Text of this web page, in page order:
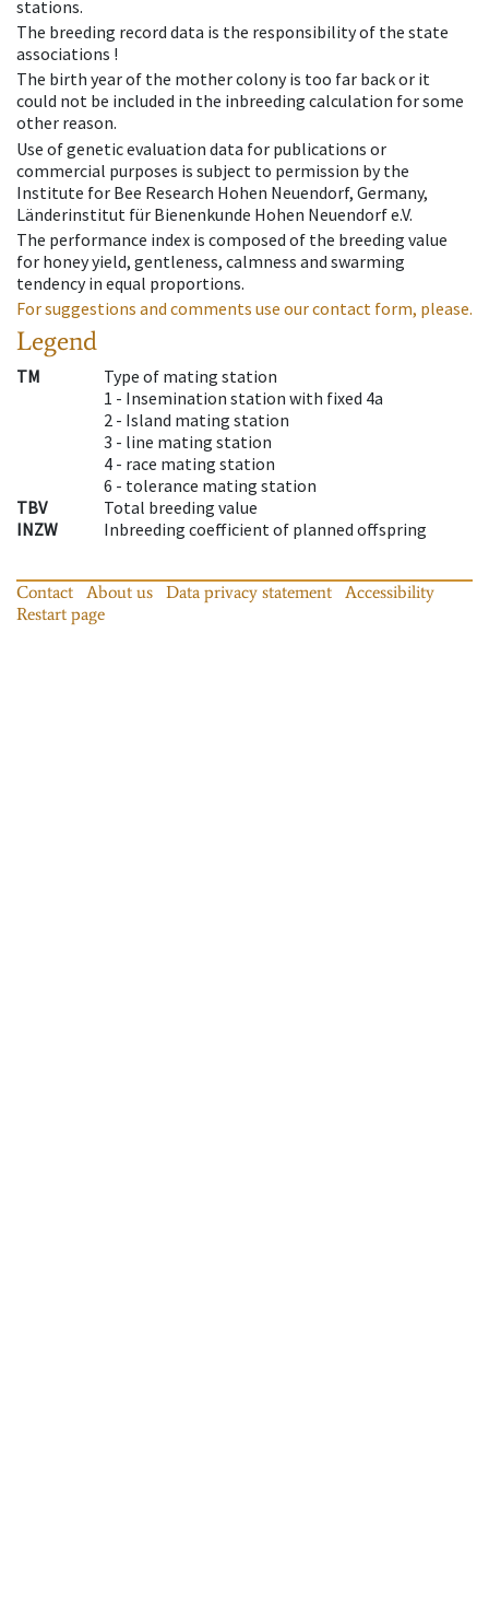
stations.
The breeding record data is the responsibility of the state
associations !
The birth year of the mother colony is too far back or it
could not be included in the inbreeding calculation for some
other reason.
Use of genetic evaluation data for publications or
commercial purposes is subject to permission by the
Institute for Bee Research Hohen Neuendorf, Germany,
Länderinstitut für Bienenkunde Hohen Neuendorf e.V.
The performance index is composed of the breeding value
for honey yield, gentleness, calmness and swarming
tendency in equal proportions.
For suggestions and comments use our contact form, please.
Legend
TM
Type of mating station
1 - Insemination station with fixed 4a
2 - Island mating station
3 - line mating station
4 - race mating station
6 - tolerance mating station
TBV
Total breeding value
INZW
Inbreeding coefficient of planned offspring
Contact About us Data privacy statement
Accessibility
Restart page